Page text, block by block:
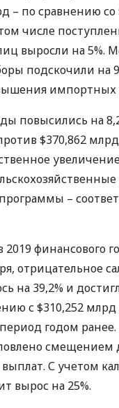
– по сравнению
числе
выросли на 5%.
подскочили на
повысились на
$370,862
–
2019 финансового
отрицательное
на 39,2% и
с $310,252 млрд
годом
смещением
С учетом
вырос на 25%.